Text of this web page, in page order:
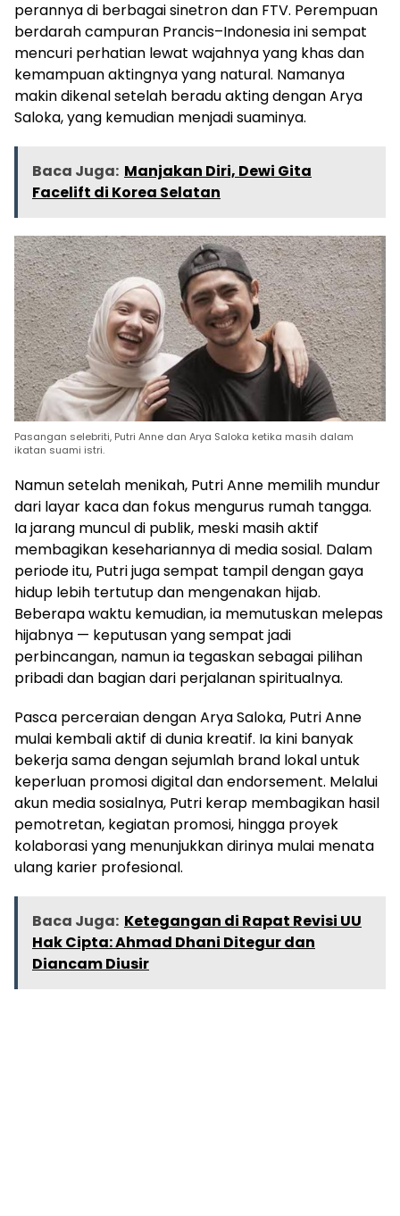
perannya di berbagai sinetron dan FTV. Perempuan
berdarah campuran Prancis–Indonesia ini sempat
mencuri perhatian lewat wajahnya yang khas dan
kemampuan aktingnya yang natural. Namanya
makin dikenal setelah beradu akting dengan Arya
Saloka, yang kemudian menjadi suaminya.
Baca Juga: Manjakan Diri, Dewi Gita
Facelift di Korea Selatan
Pasangan selebriti, Putri Anne dan Arya Saloka ketika masih dalam
ikatan suami istri.
Namun setelah menikah, Putri Anne memilih mundur
dari layar kaca dan fokus mengurus rumah tangga.
Ia jarang muncul di publik, meski masih aktif
membagikan kesehariannya di media sosial. Dalam
periode itu, Putri juga sempat tampil dengan gaya
hidup lebih tertutup dan mengenakan hijab.
Beberapa waktu kemudian, ia memutuskan melepas
hijabnya — keputusan yang sempat jadi
perbincangan, namun ia tegaskan sebagai pilihan
pribadi dan bagian dari perjalanan spiritualnya.
Pasca perceraian dengan Arya Saloka, Putri Anne
mulai kembali aktif di dunia kreatif. Ia kini banyak
bekerja sama dengan sejumlah brand lokal untuk
keperluan promosi digital dan endorsement. Melalui
akun media sosialnya, Putri kerap membagikan hasil
pemotretan, kegiatan promosi, hingga proyek
kolaborasi yang menunjukkan dirinya mulai menata
ulang karier profesional.
Baca Juga: Ketegangan di Rapat Revisi UU
Hak Cipta: Ahmad Dhani Ditegur dan
Diancam Diusir